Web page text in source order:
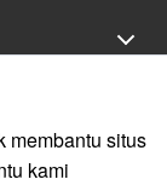
membantu situs
kami